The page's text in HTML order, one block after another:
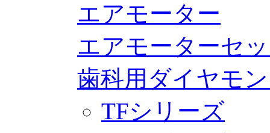
エアモーター
エアモーターセ
歯科用ダイヤモ
TFシリーズ